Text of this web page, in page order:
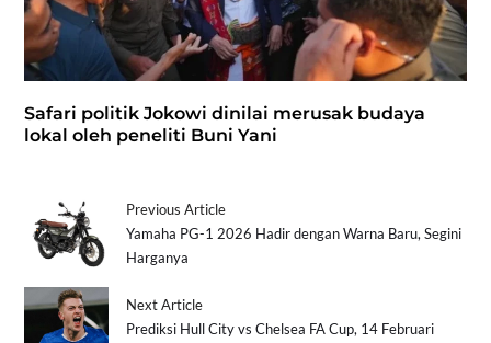
Safari politik Jokowi dinilai merusak budaya
lokal oleh peneliti Buni Yani
Previous Article
Yamaha PG-1 2026 Hadir dengan Warna Baru, Segini
Harganya
Next Article
Prediksi Hull City vs Chelsea FA Cup, 14 Februari